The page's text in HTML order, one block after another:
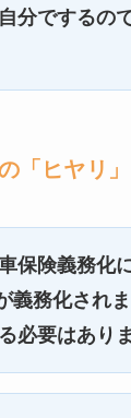
分でするの
「ヒヤリ」
保険義務化
義務化されま
必要はあり